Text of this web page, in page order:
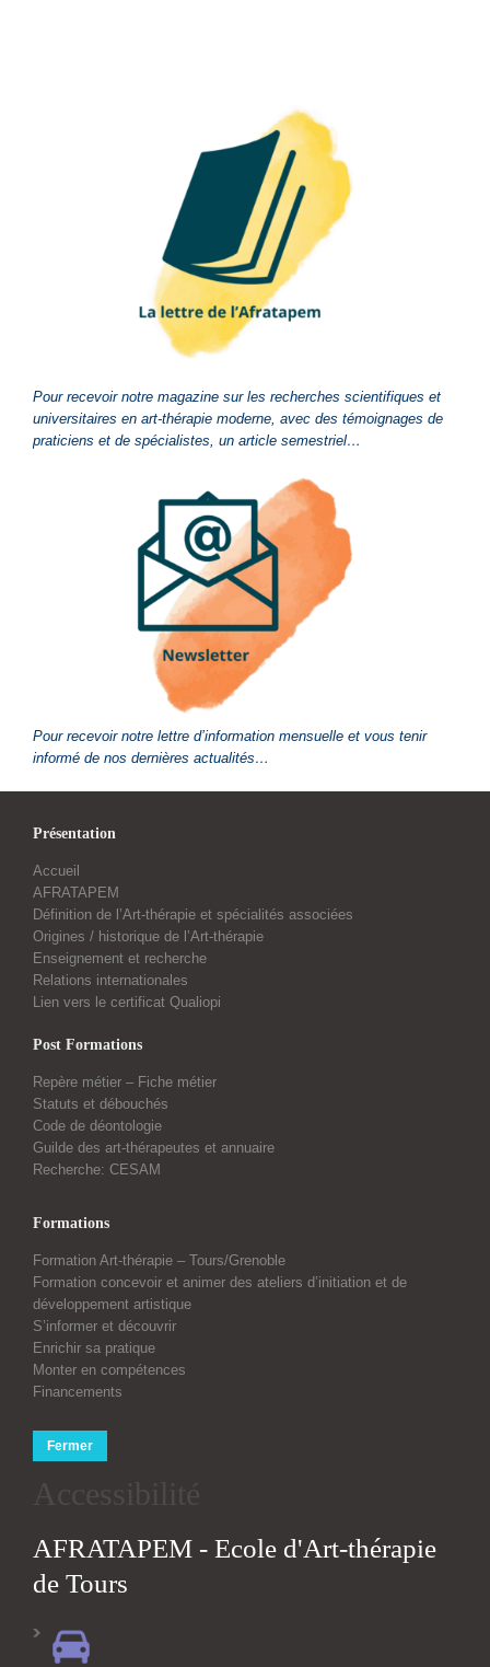
Pour recevoir notre magazine sur les recherches scientifiques et
universitaires en art-thérapie moderne, avec des témoignages de
praticiens et de spécialistes, un article semestriel…
Pour recevoir notre lettre d’information mensuelle et vous tenir
informé de nos dernières actualités…
Présentation
Accueil
AFRATAPEM
Définition de l’Art-thérapie et spécialités associées
Origines / historique de l’Art-thérapie
Enseignement et recherche
Relations internationales
Lien vers le certificat Qualiopi
Post Formations
Repère métier – Fiche métier
Statuts et débouchés
Code de déontologie
Guilde des art-thérapeutes et annuaire
Recherche: CESAM
Formations
Formation Art-thérapie – Tours/Grenoble
Formation concevoir et animer des ateliers d’initiation et de
développement artistique
S’informer et découvrir
Enrichir sa pratique
Monter en compétences
Financements
Fermer
Accessibilité
AFRATAPEM - Ecole d'Art-thérapie
de Tours